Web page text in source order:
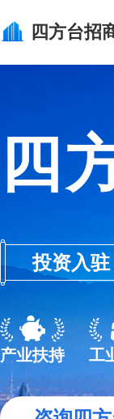
四方台招
四
投资入
产业扶持 工